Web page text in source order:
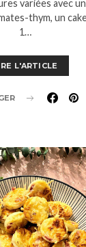
variées avec
thym, un
1…
L'ARTICLE